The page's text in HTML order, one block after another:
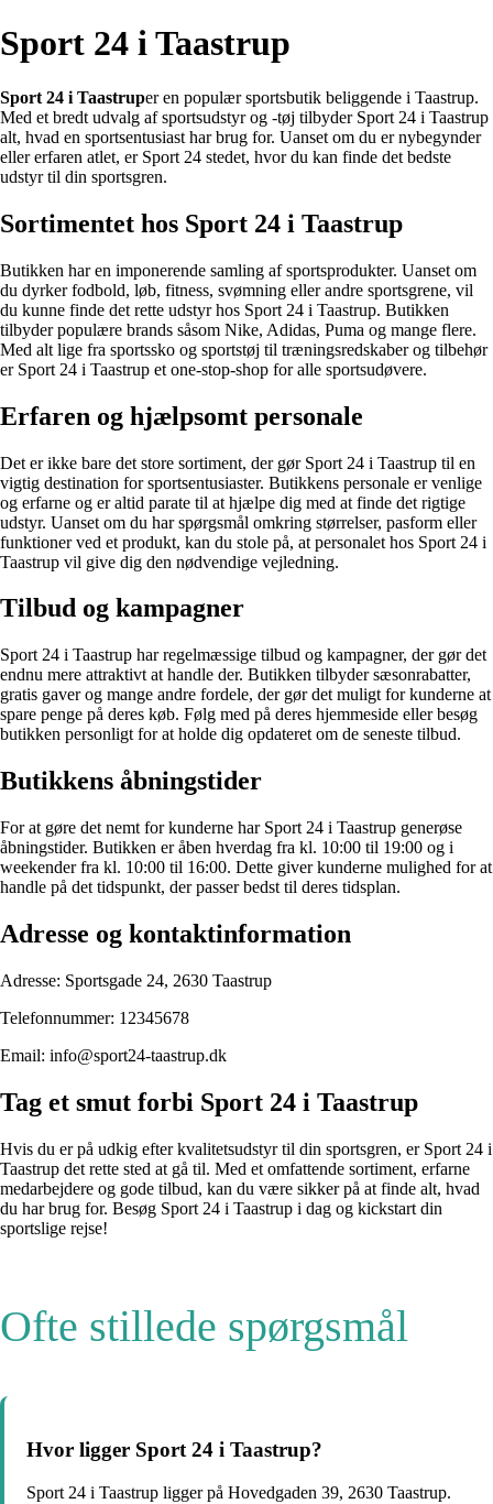
Sport 24 i Taastrup
Sport 24 i Taastruper en populær sportsbutik beliggende i Taastrup.
Med et bredt udvalg af sportsudstyr og -tøj tilbyder Sport 24 i Taastrup
alt, hvad en sportsentusiast har brug for. Uanset om du er nybegynder
eller erfaren atlet, er Sport 24 stedet, hvor du kan finde det bedste
udstyr til din sportsgren.
Sortimentet hos Sport 24 i Taastrup
Butikken har en imponerende samling af sportsprodukter. Uanset om
du dyrker fodbold, løb, fitness, svømning eller andre sportsgrene, vil
du kunne finde det rette udstyr hos Sport 24 i Taastrup. Butikken
tilbyder populære brands såsom Nike, Adidas, Puma og mange flere.
Med alt lige fra sportssko og sportstøj til træningsredskaber og tilbehør
er Sport 24 i Taastrup et one-stop-shop for alle sportsudøvere.
Erfaren og hjælpsomt personale
Det er ikke bare det store sortiment, der gør Sport 24 i Taastrup til en
vigtig destination for sportsentusiaster. Butikkens personale er venlige
og erfarne og er altid parate til at hjælpe dig med at finde det rigtige
udstyr. Uanset om du har spørgsmål omkring størrelser, pasform eller
funktioner ved et produkt, kan du stole på, at personalet hos Sport 24 i
Taastrup vil give dig den nødvendige vejledning.
Tilbud og kampagner
Sport 24 i Taastrup har regelmæssige tilbud og kampagner, der gør det
endnu mere attraktivt at handle der. Butikken tilbyder sæsonrabatter,
gratis gaver og mange andre fordele, der gør det muligt for kunderne at
spare penge på deres køb. Følg med på deres hjemmeside eller besøg
butikken personligt for at holde dig opdateret om de seneste tilbud.
Butikkens åbningstider
For at gøre det nemt for kunderne har Sport 24 i Taastrup generøse
åbningstider. Butikken er åben hverdag fra kl. 10:00 til 19:00 og i
weekender fra kl. 10:00 til 16:00. Dette giver kunderne mulighed for at
handle på det tidspunkt, der passer bedst til deres tidsplan.
Adresse og kontaktinformation
Adresse: Sportsgade 24, 2630 Taastrup
Telefonnummer: 12345678
Email: info@sport24-taastrup.dk
Tag et smut forbi Sport 24 i Taastrup
Hvis du er på udkig efter kvalitetsudstyr til din sportsgren, er Sport 24 i
Taastrup det rette sted at gå til. Med et omfattende sortiment, erfarne
medarbejdere og gode tilbud, kan du være sikker på at finde alt, hvad
du har brug for. Besøg Sport 24 i Taastrup i dag og kickstart din
sportslige rejse!
Ofte stillede spørgsmål
Hvor ligger Sport 24 i Taastrup?
Sport 24 i Taastrup ligger på Hovedgaden 39, 2630 Taastrup.